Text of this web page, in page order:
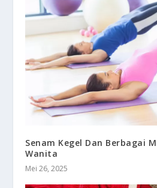
Senam Kegel Dan Berbagai
Wanita
Mei 26, 2025